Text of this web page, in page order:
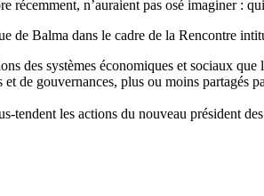
récemment, n’auraient pas osé imaginer :
de Balma dans le cadre de la Rencontre
des systèmes économiques et sociaux
de gouvernances, plus ou moins
tendent les actions du nouveau président